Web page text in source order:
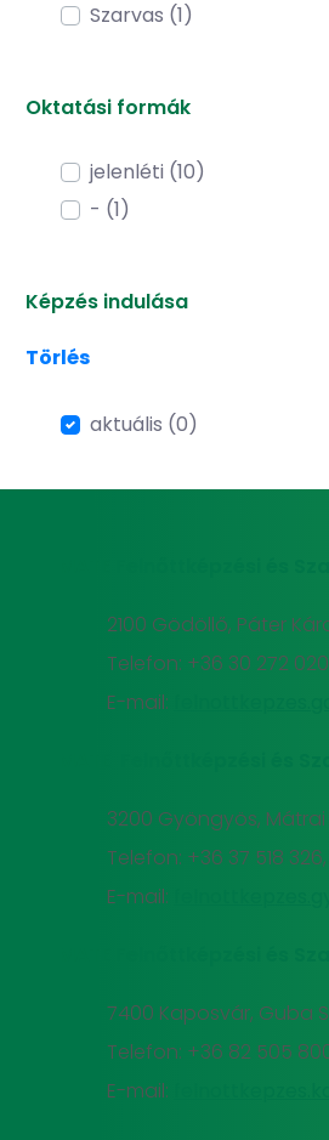
Szarvas (1)
Oktatási formák
jelenléti (10)
- (1)
Képzés indulása
Törlés
aktuális (0)
2100 Gödöllő, Páter
Telefon: +36 30 272
E-mail:
MATE Felnőttképzési és
3200 Gyöngyös, Mátrai
Telefon: +36 37 518
E-mail:
7400 Kaposvár, Guba
Telefon: +36 82 505
E-mail: